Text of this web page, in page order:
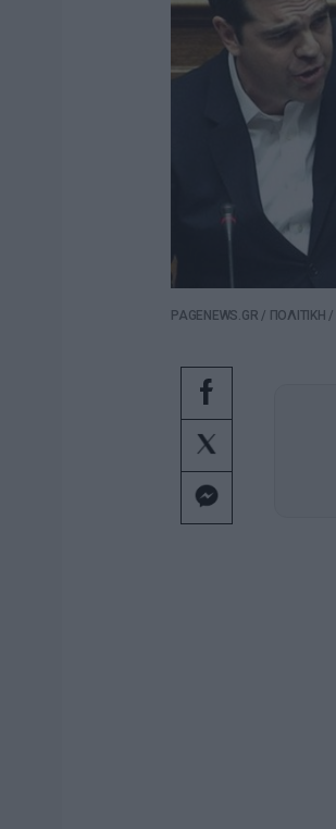
PAGENEWS.GR / ΠΟΛΙΤΙΚΗ /